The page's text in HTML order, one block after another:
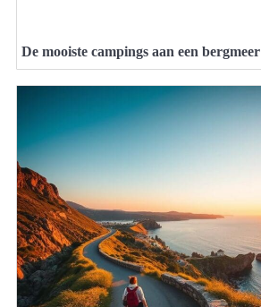
De mooiste campings aan een bergmeer